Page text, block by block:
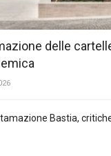
delle
Bastia,